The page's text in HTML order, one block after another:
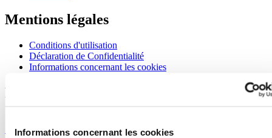
Informations concernant les cookies
Mentions légales
Conditions d'utilisation
Déclaration de Confidentialité
Informations concernant les cookies
Rejoignez le club CERTINA
S'inscrire